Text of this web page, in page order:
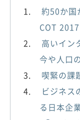
約50か国
COT 2017
高いイン
今や人口
喫緊の課
ビジネス
る日本企